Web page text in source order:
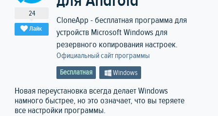
24
Лайк
CloneApp - бесплатная программа для
устройств Microsoft Windows для
резервного копирования настроек.
Официальный сайт программы
Бесплатная Windows
Новая переустановка всегда делает Windows
намного быстрее, но это означает, что вы теряете
все настройки программы.